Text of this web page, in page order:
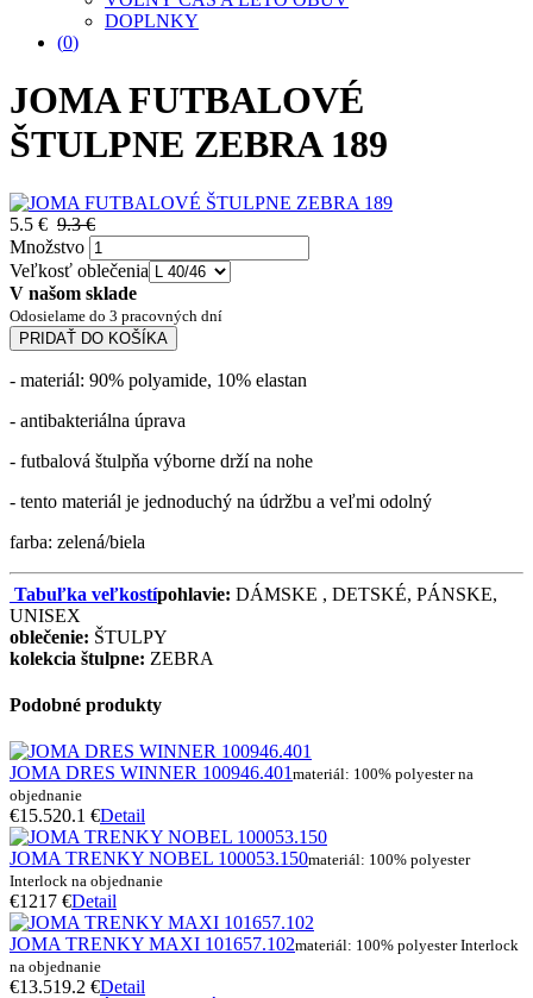
DOPLNKY
(0)
JOMA FUTBALOVÉ
ŠTULPNE ZEBRA 189
5.5 € 9.3 €
Množstvo
Veľkosť oblečenia
V našom sklade
Odosielame do 3 pracovných dní
PRIDAŤ DO KOŠÍKA
- materiál: 90% polyamide, 10% elastan
- antibakteriálna úprava
- futbalová štulpňa výborne drží na nohe
- tento materiál je jednoduchý na údržbu a veľmi odolný
farba: zelená/biela
Tabuľka veľkostípohlavie: DÁMSKE , DETSKÉ, PÁNSKE,
UNISEX
oblečenie: ŠTULPY
kolekcia štulpne: ZEBRA
Podobné produkty
JOMA DRES WINNER 100946.401materiál: 100% polyester na
objednanie
€15.520.1 €Detail
JOMA TRENKY NOBEL 100053.150materiál: 100% polyester
Interlock na objednanie
€1217 €Detail
JOMA TRENKY MAXI 101657.102materiál: 100% polyester Interlock
na objednanie
€13.519.2 €Detail